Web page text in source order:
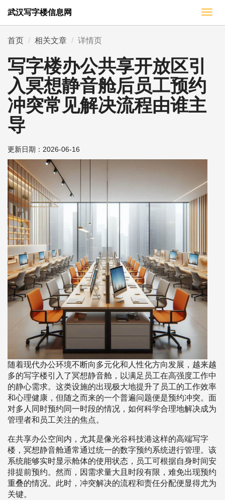
切
换
武汉写字楼信息网
首页 相关文章 详情页
写字楼办公共享开放区引
入冥想静音舱后员工预约
冲突常见解决流程由谁主
导
更新日期： 2026-06-16
随着现代办公环境不断向多元化和人性化方向发展，越来越
多的写字楼引入了冥想静音舱，以满足员工在高强度工作中
的静心需求。这类设施的出现极大地提升了员工的工作效率
和心理健康，但随之而来的一个普遍问题便是预约冲突。面
对多人同时预约同一时段的情况，如何科学合理地解决成为
管理者和员工关注的焦点。
在共享办公空间内，尤其是像光谷科技港这样的高端写字
楼，冥想静音舱通常通过统一的数字预约系统进行管理。该
系统能够实时显示舱体的使用状态，员工可根据自身时间安
排提前预约。然而，因需求量大且时段有限，难免出现预约
重叠的情况。此时，冲突解决的流程和责任分配便显得尤为
关键。